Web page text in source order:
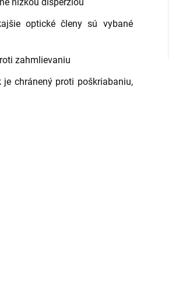
optické členy sú vybané
zahmlievaniu
chránený proti poškriabaniu,